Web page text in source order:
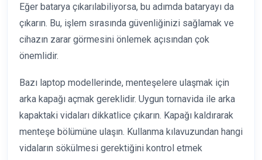
Eğer batarya çıkarılabiliyorsa, bu adımda bataryayı da
çıkarın. Bu, işlem sırasında güvenliğinizi sağlamak ve
cihazın zarar görmesini önlemek açısından çok
önemlidir.
Bazı laptop modellerinde, menteşelere ulaşmak için
arka kapağı açmak gereklidir. Uygun tornavida ile arka
kapaktaki vidaları dikkatlice çıkarın. Kapağı kaldırarak
menteşe bölümüne ulaşın. Kullanma kılavuzundan hangi
vidaların sökülmesi gerektiğini kontrol etmek